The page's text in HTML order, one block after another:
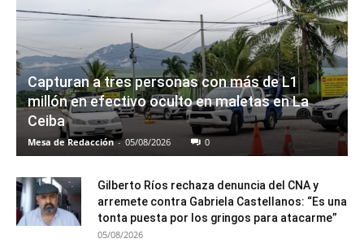
Capturan a tres personas con más de L1
millón en efectivo oculto en maletas en La
Ceiba
Mesa de Redacción - 05/08/2026 0
Gilberto Ríos rechaza denuncia del CNA y
arremete contra Gabriela Castellanos: “Es una
tonta puesta por los gringos para atacarme”
05/08/2026